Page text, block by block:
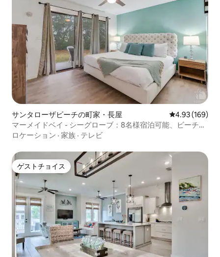
サンタローザビーチの町家・長屋 レビュー169
4.93 (169)
マーメイドベイ - シーグローブ：8名様宿泊可能、ビーチま
で徒歩圏内
ロケーション · 家族 · テレビ
ゲストチョイス
ゲストチョイス